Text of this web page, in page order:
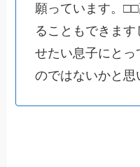
願っています。
ることもできま
せたい息子にと
のではないかと思